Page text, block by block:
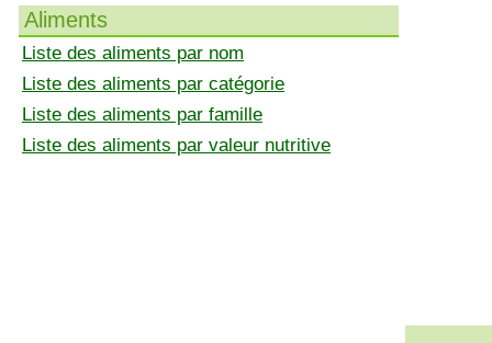
Aliments
Liste des aliments par nom
Liste des aliments par catégorie
Liste des aliments par famille
Liste des aliments par valeur nutritive